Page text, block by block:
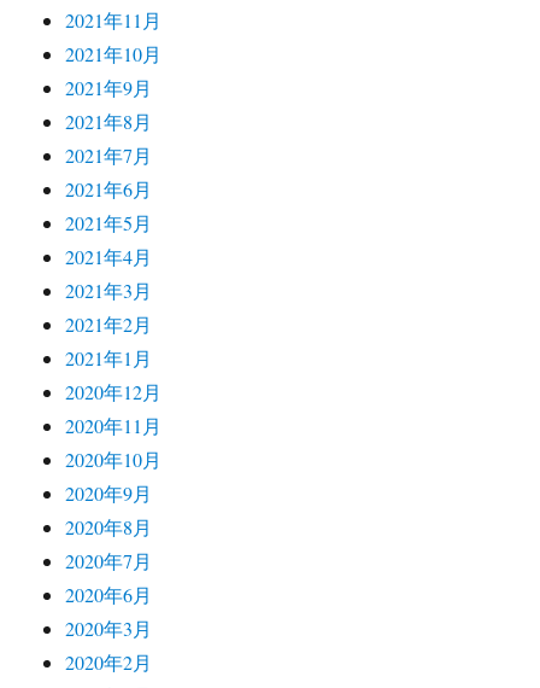
2021年11月
2021年10月
2021年9月
2021年8月
2021年7月
2021年6月
2021年5月
2021年4月
2021年3月
2021年2月
2021年1月
2020年12月
2020年11月
2020年10月
2020年9月
2020年8月
2020年7月
2020年6月
2020年3月
2020年2月